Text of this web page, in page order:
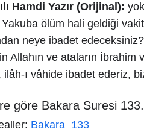
Hamdi Yazır (Orijinal):
ölüm hali geldiği
neye ibadet
Allahın ve ataların İbrahim
ilâh-ı vâhide ibadet ederiz,
göre Bakara Suresi
Bakara 133